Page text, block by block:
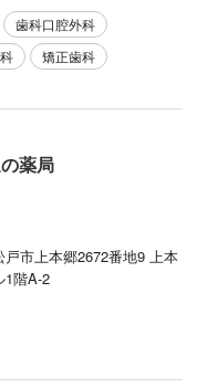
歯科口腔外科
矯正歯科
薬局
戸市上本郷2672番地9 上本
1階A-2